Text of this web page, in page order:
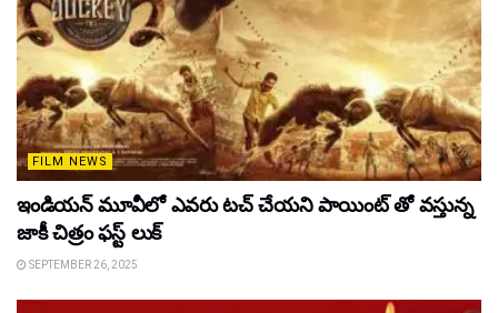
FILM NEWS
ఇండియన్ మూవీలో ఎవరు టచ్ చేయని పాయింట్ తో వస్తున్న
జాకీ చిత్రం ఫస్ట్ లుక్
SEPTEMBER 26, 2025